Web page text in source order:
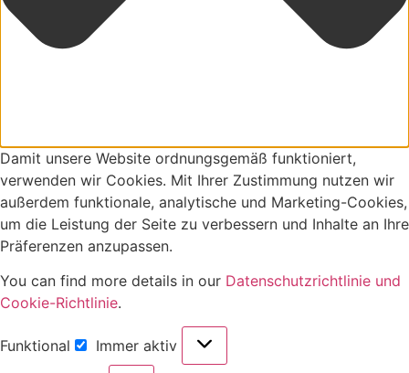
Damit unsere Website ordnungsgemäß funktioniert,
verwenden wir Cookies. Mit Ihrer Zustimmung nutzen wir
außerdem funktionale, analytische und Marketing-Cookies,
um die Leistung der Seite zu verbessern und Inhalte an Ihre
Präferenzen anzupassen.
You can find more details in our Datenschutzrichtlinie und
Cookie-Richtlinie.
Funktional Funktional
Immer aktiv